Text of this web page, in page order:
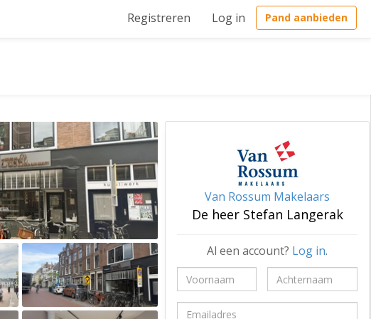
Registreren Log in Pand aanbieden
Van Rossum Makelaars
De heer Stefan Langerak
Al een account? Log in.